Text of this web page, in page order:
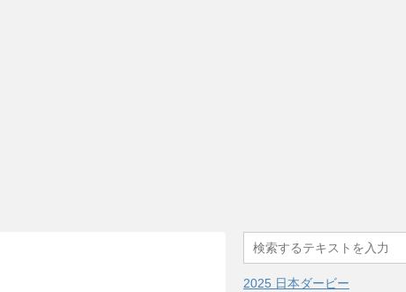
2025 日本ダービー